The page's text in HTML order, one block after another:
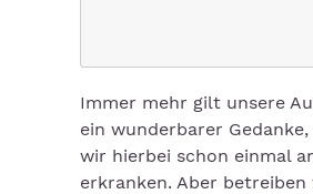
Immer mehr gilt unsere
ein wunderbarer
wir hierbei schon einmal
erkranken. Aber